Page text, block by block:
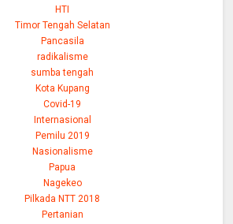
HTI
Timor Tengah Selatan
Pancasila
radikalisme
sumba tengah
Kota Kupang
Covid-19
Internasional
Pemilu 2019
Nasionalisme
Papua
Nagekeo
Pilkada NTT 2018
Pertanian